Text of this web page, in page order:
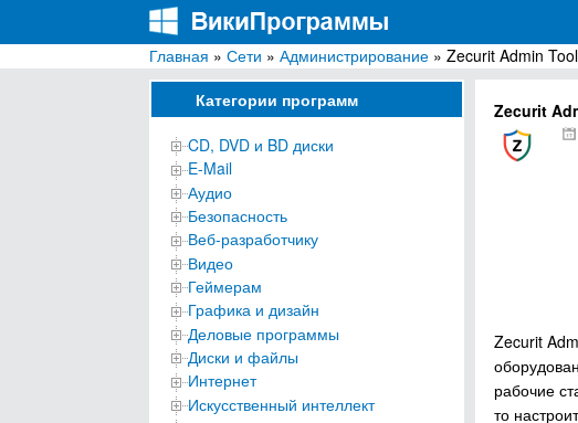
ВикиПрограммы
Энциклопедия бесплатных компьютерных программ для
Главная » Сети » Администрирование » Zecurit Admin
Категории программ
CD, DVD и BD диски
E-Mail
Аудио
Безопасность
Веб-разработчику
Видео
Геймерам
Графика и дизайн
Деловые программы
Диски и файлы
Интернет
Искусственный интеллект
Zecurit
Zecurit
рабочие
то